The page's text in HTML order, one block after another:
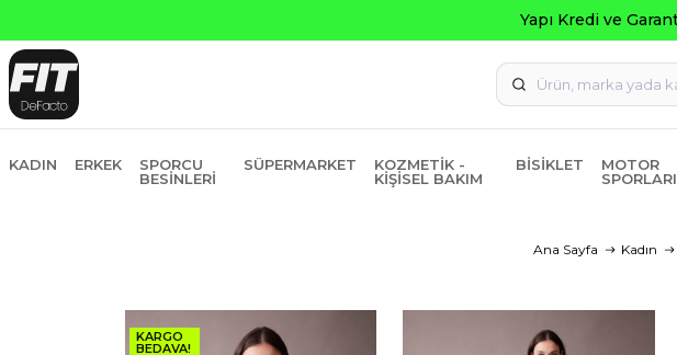
KADIN ERKEK
SPORCU
BESINLERI
SÜPERMARKET
KOZMETIK -
KIŞISEL BAKIM
BISIKLET
MOTOR
SPORLARI
Ana Sayfa Kadın
KARGO
BEDAVA!